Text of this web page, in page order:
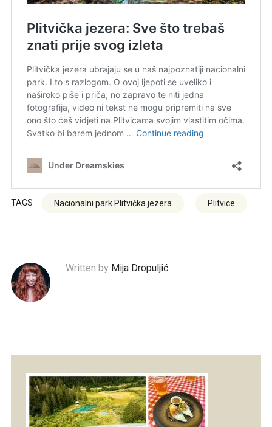
TAGS Nacionalni park Plitvička jezera Plitvice
Written by Mija Dropuljić